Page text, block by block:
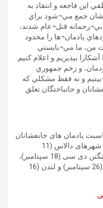
اين فاجعه و انتقاد به
جمع مي¬شود براي
بي¬رحمانه قتل¬عام شدند،
يادمان¬ها را محدود
من، ما مي¬بايستي
بپذيريم و اعلام کنيم.
و زخم جمهوري
و نه فقط مشکلي که
و جانباختگان تعلق
يادمان های جانفشانان
و جانباختگان ده شصت (2010)، در شهرهای دالاس (11
سپتامبر)، آتلانتا (12 سپتامبر)، واشنگتن دی سی (18 سپتامبر)،
اورلاندو (19 سپتامبر)، لس آنجلس (26 سپتامبر) و لندن (16